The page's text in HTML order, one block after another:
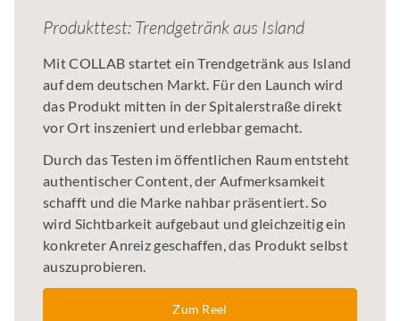
Produkttest: Trendgetränk aus Island
Mit COLLAB startet ein Trendgetränk aus Island
auf dem deutschen Markt. Für den Launch wird
das Produkt mitten in der Spitalerstraße direkt
vor Ort inszeniert und erlebbar gemacht.
Durch das Testen im öffentlichen Raum entsteht
authentischer Content, der Aufmerksamkeit
schafft und die Marke nahbar präsentiert. So
wird Sichtbarkeit aufgebaut und gleichzeitig ein
konkreter Anreiz geschaffen, das Produkt selbst
auszuprobieren.
Zum Reel